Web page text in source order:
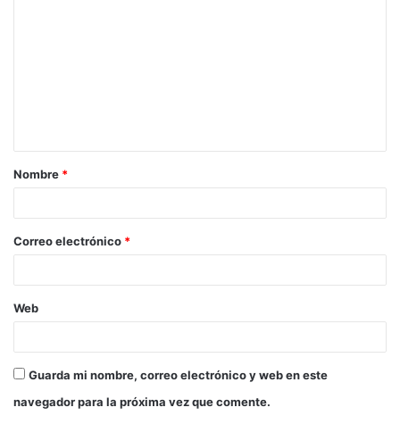
Nombre *
Correo electrónico *
Web
Guarda mi nombre, correo electrónico y web en este
navegador para la próxima vez que comente.